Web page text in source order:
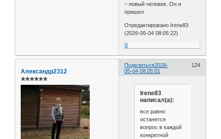
– новый человек. Он и
пришел.
Отредактировано Irene83
(2026-05-04 08:05:22)
0
Поделиться 124
2026-
05-04 08:05:01
Александр2312
✯✯✯✯✯✯
Irene83
написал(а):
все равно
останется
вопрос в каждой
конкретной